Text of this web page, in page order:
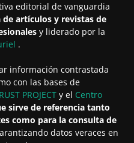
editorial de vanguardia
de artículos y revistas de
y liderado por la
.
información contrastada
con las bases de
PROJECT y el Centro
sirve de referencia tanto
como para la consulta de
datos veraces en